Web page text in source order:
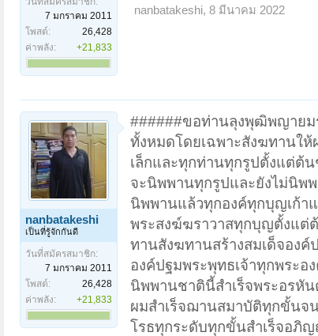
7 มกราคม 2011
โพสต์:
26,428
ค่าพลัง:
+21,833
nanbatakeshi, 8 มีนาคม 2022
nanbatakeshi
เป็นที่รู้จักกันดี
วันที่สมัครสมาชิก:
7 มกราคม 2011
โพสต์:
26,428
ค่าพลัง:
+21,833
######ขอท่านลุงพุฒิพญายม
ทั้งหมดโดยเฉพาะสังฆทานใ
เล็กและทุกท่านทุกรูปตั้งแต่ต้
จะนิพพานทุกรูปและยังไม่นิพพ
นิพพานแล้วทุกองค์ทุกบุญเก้า
พระสงฆ์ฆราวาสทุกบุญตั้งแต่
ทานสังฆทานสร้างสมเด็จอง
องค์ปฐมพระพุทธเจ้าทุกพระ
นิพพานชาตินี้สำเร็จพระอร
ผมสำเร็จฌานสมาบัติทุกขั้นจ
โรธทุกระดับทุกขั้นสำเร็จอ